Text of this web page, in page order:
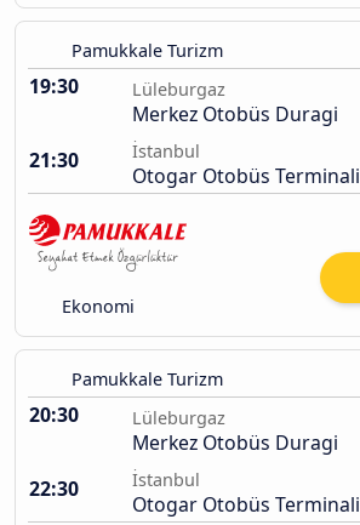
Pamukkale Turizm
19:30 Lüleburgaz
Merkez Otobüs Duragi
21:30
İstanbul
Otogar Otobüs Terminali
Ekonomi
Pamukkale Turizm
20:30 Lüleburgaz
Merkez Otobüs Duragi
22:30
İstanbul
Otogar Otobüs Terminali